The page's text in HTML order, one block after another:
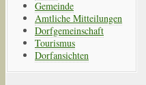
Gemeinde
Amtliche Mitteilungen
Dorfgemeinschaft
Tourismus
Dorfansichten